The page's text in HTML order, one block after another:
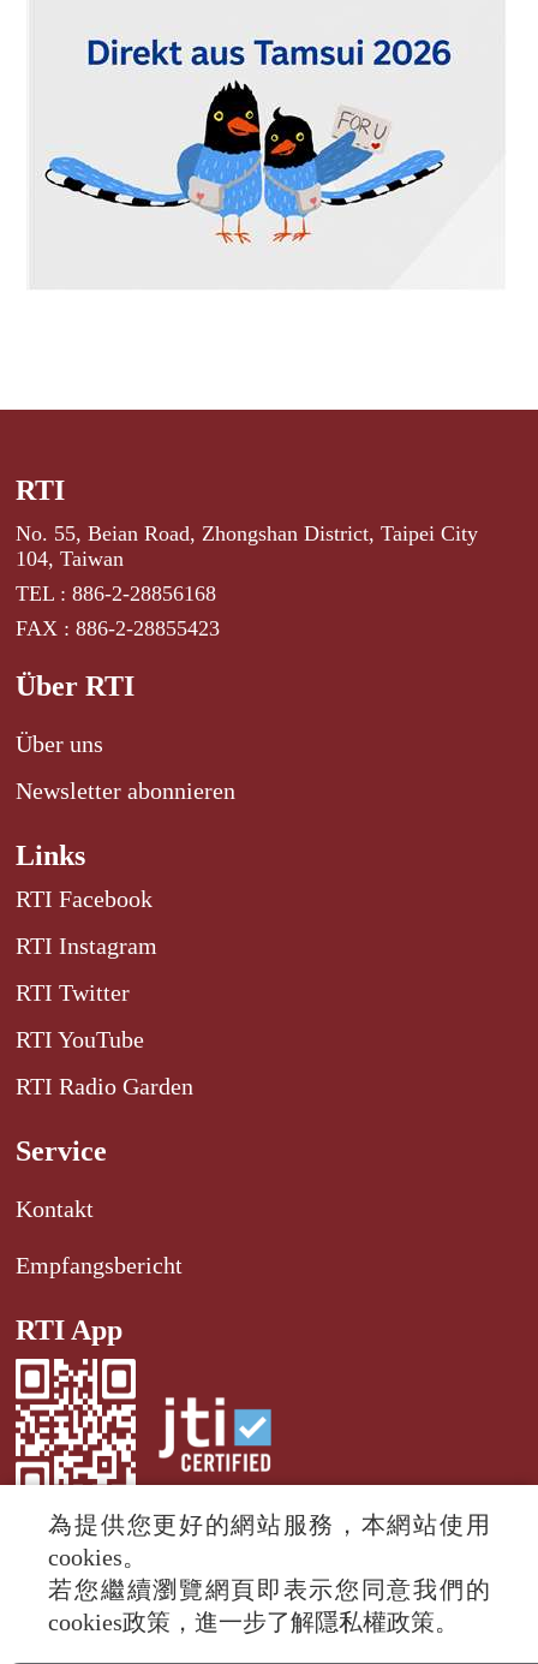
RTI
No. 55, Beian Road, Zhongshan District, Taipei City
104, Taiwan
TEL : 886-2-28856168
FAX : 886-2-28855423
Über RTI
Über uns
Newsletter abonnieren
Links
RTI Facebook
RTI Instagram
RTI Twitter
RTI YouTube
RTI Radio Garden
Service
Kontakt
Empfangsbericht
RTI App
© 2024 RTI (Radio Taiwan International).
All rights reserved.
為提供您更好的網站服務，本網站使用
cookies。
若您繼續瀏覽網頁即表示您同意我們的
cookies政策，進一步了解隱私權政策。